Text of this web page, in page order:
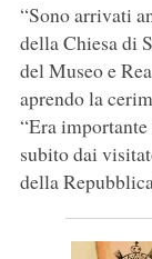
“Sono arrivati
della Chiesa di
del Museo e
aprendo la
“Era importante
subito dai
della